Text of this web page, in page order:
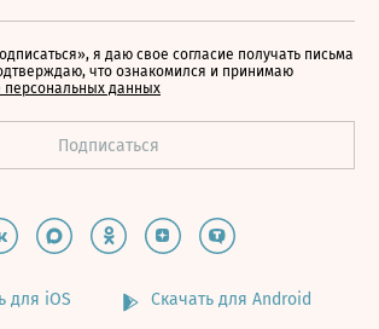
я даю свое согласие получать письма
что ознакомился и принимаю
персональных данных
для iOS Скачать для Android